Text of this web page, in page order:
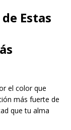
Estas
el color que
más fuerte de
que tu alma